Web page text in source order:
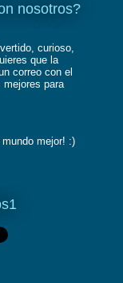
nosotros?
curioso,
que la
correo con el
para
mejor! :)